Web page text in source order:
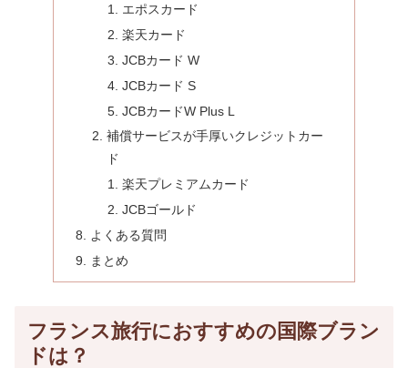
エポスカード
楽天カード
JCBカード W
JCBカード S
JCBカードW Plus L
補償サービスが手厚いクレジットカー
ド
楽天プレミアムカード
JCBゴールド
よくある質問
まとめ
フランス旅行におすすめの国際ブラン
ドは？